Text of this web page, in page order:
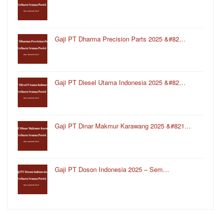
Gaji PT Dharma Precision Parts 2025 &#82…
Gaji PT Diesel Utama Indonesia 2025 &#82…
Gaji PT Dinar Makmur Karawang 2025 &#821…
Gaji PT Doson Indonesia 2025 – Sem…